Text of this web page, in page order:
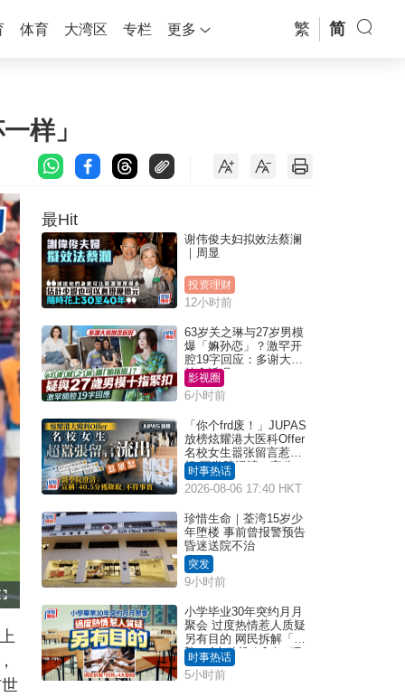
体育 大湾区 专栏 更多 繁 简
样」
F
u
c
e
n
最Hit
谢伟俊夫妇拟效法蔡澜
｜周显
投资理财
12小时前
63岁关之琳与27岁男模
爆「嫲孙恋」？激罕开
腔19字回应：多谢大家
挂念近况
影视圈
6小时前
「你个frd废！」JUPAS
放榜炫耀港大医科Offer
名校女生嚣张留言惹众
怒 医学院澄清：宣称
「40.5分获录取」不符事
实｜Juicy叮
时事热话
2026-08-06 17:40 HKT
珍惜生命｜荃湾15岁少
年堕楼 事前曾报警预告
昏迷送院不治
突发
9小时前
小学毕业30年突约月月
聚会 过度热情惹人质疑
另有目的 网民拆解「扮
熟」4大动机｜Juicy叮
时事热话
5小时前